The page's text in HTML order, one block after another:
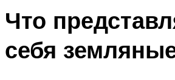
Что
себя